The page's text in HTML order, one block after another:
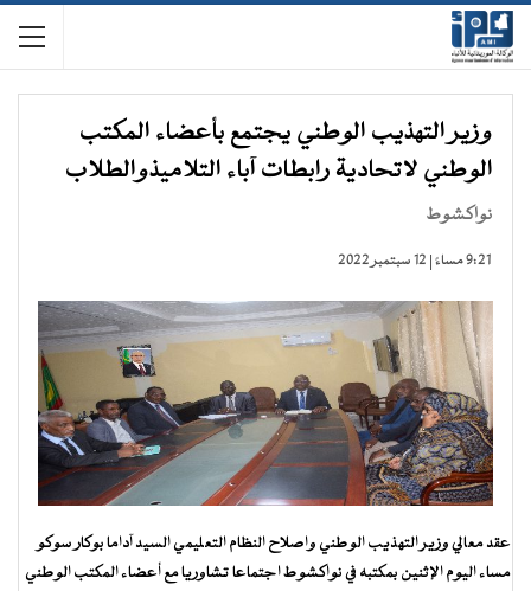
وزير التهذيب الوطني يجتمع بأعضاء المكتب
الوطني لاتحادية رابطات آباء التلاميذوالطلاب
نواكشوط
9:21 مساءً | 12 سبتمبر 2022
عقد معالي وزير التهذيب الوطني واصلاح النظام التعليمي السيد آداما بوكار سوكو
مساء اليوم الإثنين بمكتبه في نواكشوط اجتماعا تشاوريا مع أعضاء المكتب الوطني